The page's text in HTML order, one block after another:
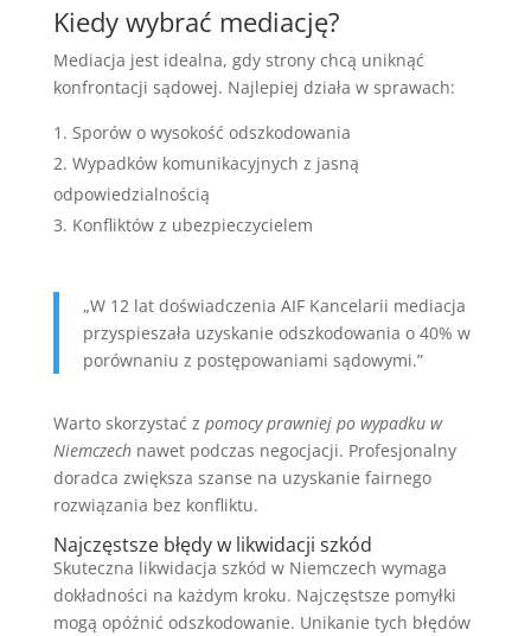
Kiedy wybrać mediację?
Mediacja jest idealna, gdy strony chcą uniknąć
konfrontacji sądowej. Najlepiej działa w sprawach:
Sporów o wysokość odszkodowania
Wypadków komunikacyjnych z jasną
odpowiedzialnością
Konfliktów z ubezpieczycielem
„W 12 lat doświadczenia AIF Kancelarii mediacja
przyspieszała uzyskanie odszkodowania o 40% w
porównaniu z postępowaniami sądowymi.”
Warto skorzystać z pomocy prawniej po wypadku w
Niemczechnawet podczas negocjacji. Profesjonalny
doradca zwiększa szanse na uzyskanie fairnego
rozwiązania bez konfliktu.
Najczęstsze błędy w likwidacji szkód
Skuteczna likwidacja szkód w Niemczech wymaga
dokładności na każdym kroku. Najczęstsze pomyłki
mogą opóźnić odszkodowanie. Unikanie tych błędów